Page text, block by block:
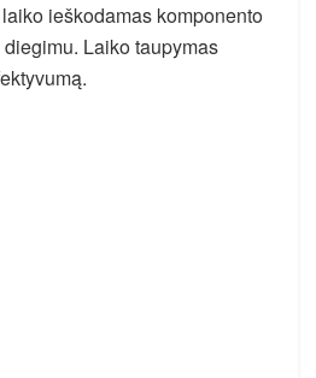
ieškodamas komponento
Laiko taupymas